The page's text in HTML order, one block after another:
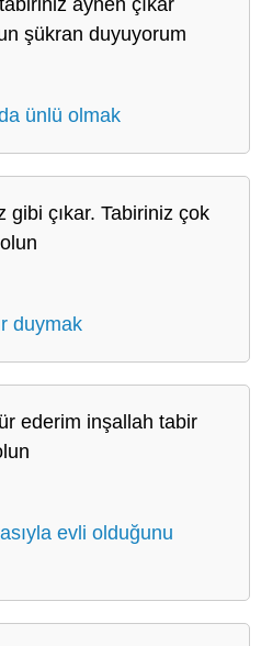
şükran duyuyorum
ünlü olmak
gibi çıkar. Tabiriniz çok
duymak
ederim inşallah tabir
evli olduğunu